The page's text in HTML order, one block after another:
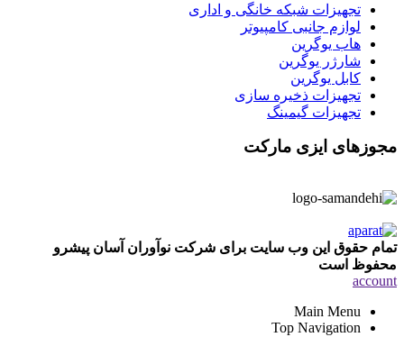
تجهیزات شبکه خانگی و اداری
لوازم جانبی کامپیوتر
هاب یوگرین
شارژر یوگرین
کابل یوگرین
تجهیزات ذخیره سازی
تجهیزات گیمینگ
مجوزهای ایزی مارکت
تمام حقوق این وب سایت برای شرکت نوآوران آسان پیشرو
محفوظ است
account
Main Menu
Top Navigation